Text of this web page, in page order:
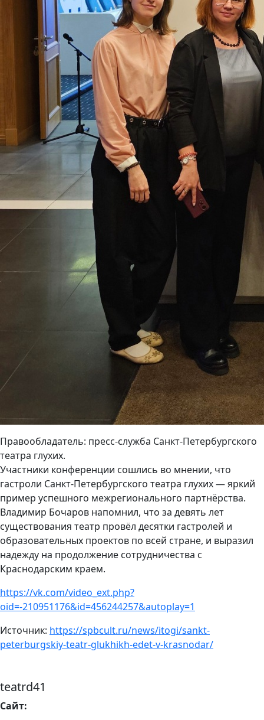
Правообладатель: пресс-служба Санкт-Петербургского
театра глухих.
Участники конференции сошлись во мнении, что
гастроли Санкт-Петербургского театра глухих — яркий
пример успешного межрегионального партнёрства.
Владимир Бочаров напомнил, что за девять лет
существования театр провёл десятки гастролей и
образовательных проектов по всей стране, и выразил
надежду на продолжение сотрудничества с
Краснодарским краем.
https://vk.com/video_ext.php?
oid=-210951176&id=456244257&autoplay=1
Источник: https://spbcult.ru/news/itogi/sankt-
peterburgskiy-teatr-glukhikh-edet-v-krasnodar/
teatrd41
Сайт: